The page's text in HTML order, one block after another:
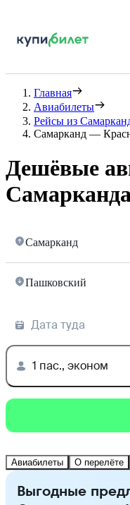
Главная
Авиабилеты
Рейсы из
Самарканд —
Дешёвые
Самарканд
Пашковский
Дата туда
1 пас., эконом
Авиабилеты О перелёте
Выгодные